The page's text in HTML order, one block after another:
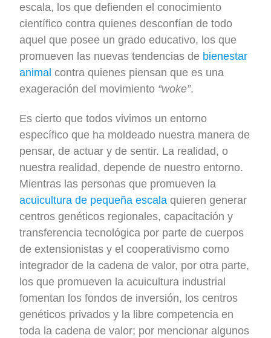
escala, los que defienden el conocimiento
científico contra quienes desconfían de todo
aquel que posee un grado educativo, los que
promueven las nuevas tendencias de bienestar
animalcontra quienes piensan que es una
exageración del movimiento “woke”.
Es cierto que todos vivimos un entorno
específico que ha moldeado nuestra manera de
pensar, de actuar y de sentir. La realidad, o
nuestra realidad, depende de nuestro entorno.
Mientras las personas que promueven la
acuicultura de pequeña escala quieren generar
centros genéticos regionales, capacitación y
transferencia tecnológica por parte de cuerpos
de extensionistas y el cooperativismo como
integrador de la cadena de valor, por otra parte,
los que promueven la acuicultura industrial
fomentan los fondos de inversión, los centros
genéticos privados y la libre competencia en
toda la cadena de valor; por mencionar algunos